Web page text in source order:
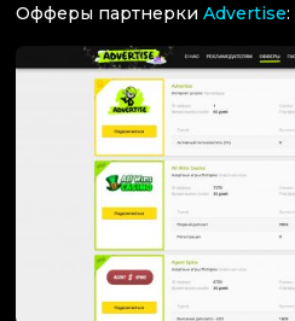
Офферы партнерки Advertise: